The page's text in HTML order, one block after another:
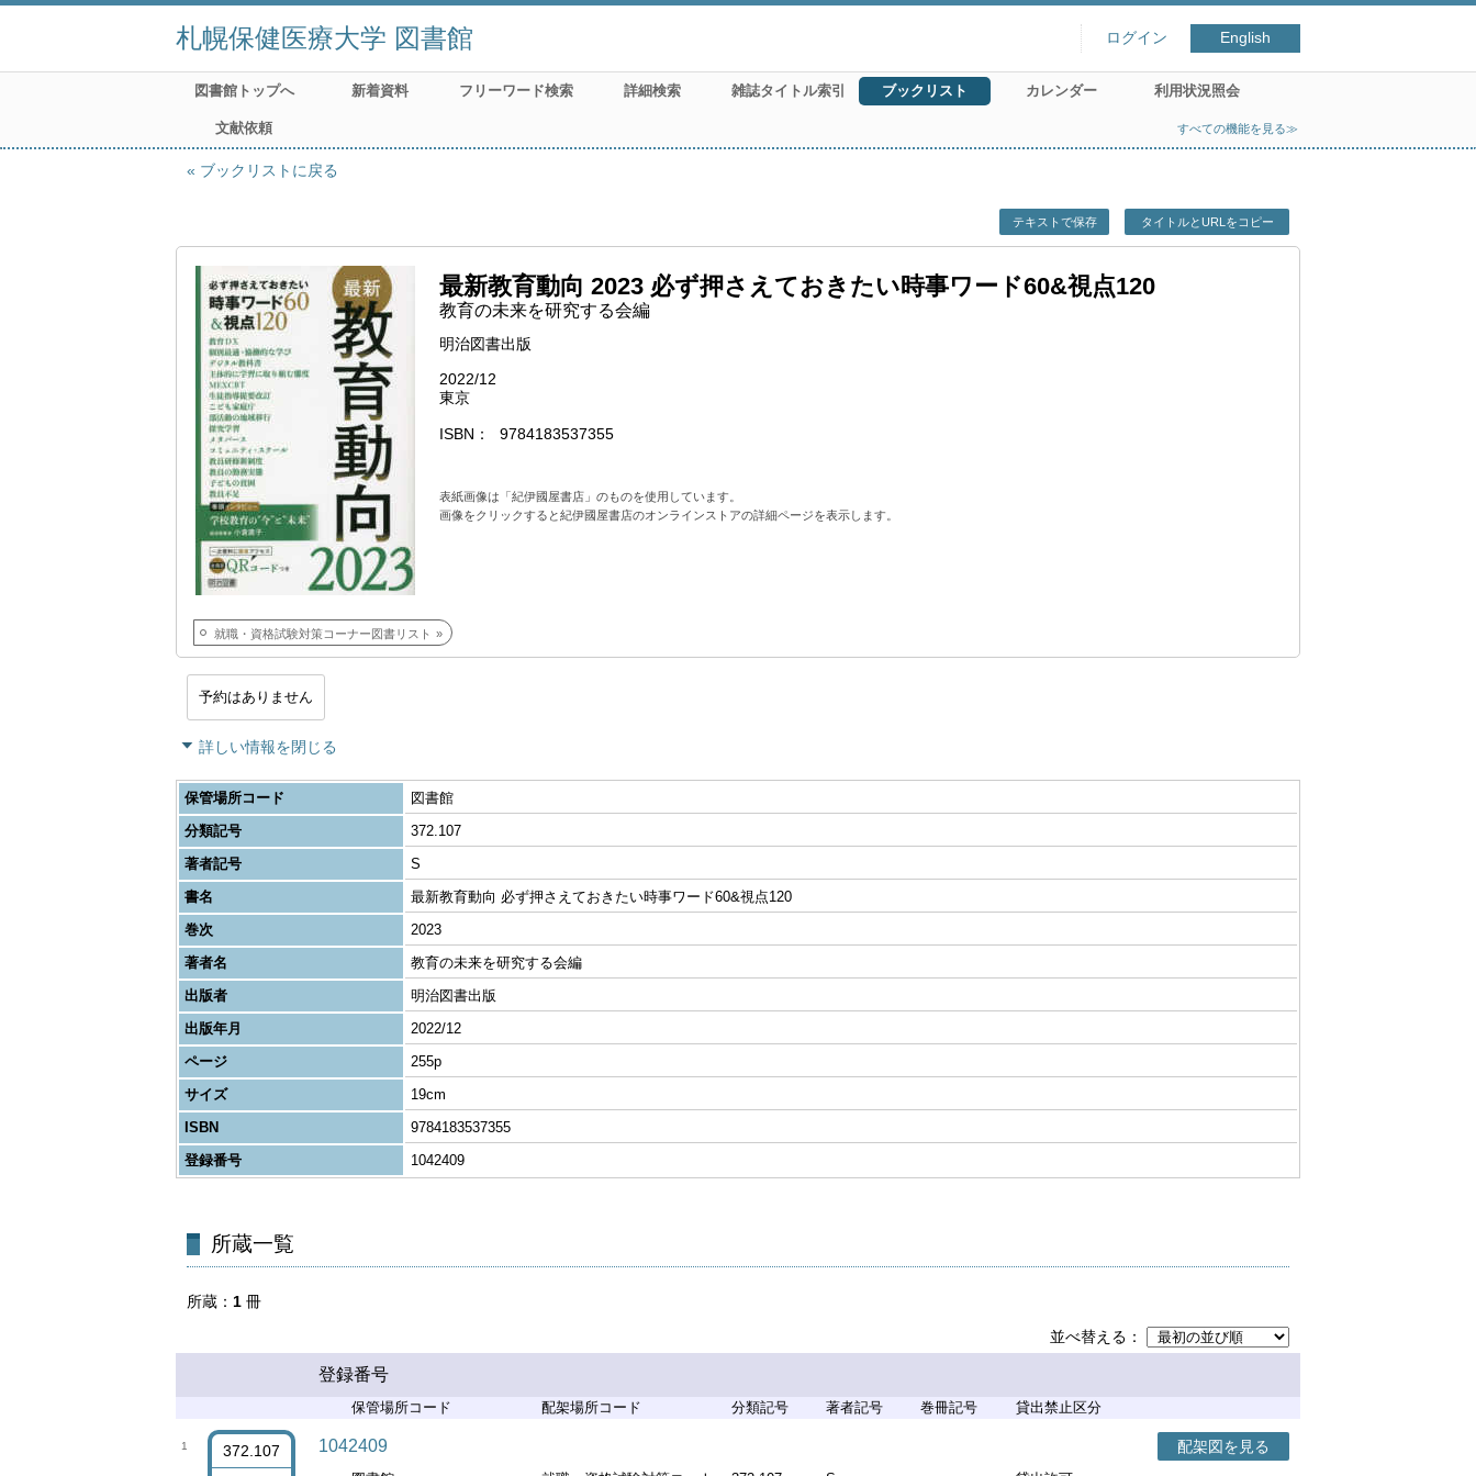
札幌保健医療大学 図書館 ログイン English
図書館トップへ 新着資料 フリーワード検索 詳細検索 雑誌タイトル索引 ブックリスト カレンダー 利用状況照会
文献依頼 すべての機能を見る≫
ブックリストに戻る
テキストで保存 タイトルとURLをコピー
最新教育動向 2023 必ず押さえておきたい時事ワード60&視点120
教育の未来を研究する会編
明治図書出版
2022/12
東京
ISBN 9784183537355
表紙画像は「紀伊國屋書店」のものを使用しています。
画像をクリックすると紀伊國屋書店のオンラインストアの詳細ページを表示します。
就職・資格試験対策コーナー図書リスト
予約はありません
詳しい情報を閉じる
保管場所コード
図書館
分類記号
372.107
著者記号
S
書名
最新教育動向 必ず押さえておきたい時事ワード60&視点120
巻次
2023
著者名
教育の未来を研究する会編
出版者
明治図書出版
出版年月
2022/12
ページ
255p
サイズ
19cm
ISBN
9784183537355
登録番号
1042409
所蔵一覧
所蔵 1 冊
並べ替える
登録番号
保管場所コード 配架場所コード 分類記号 著者記号 巻冊記号 貸出禁止区分
1 372.107 1042409 配架図を見る